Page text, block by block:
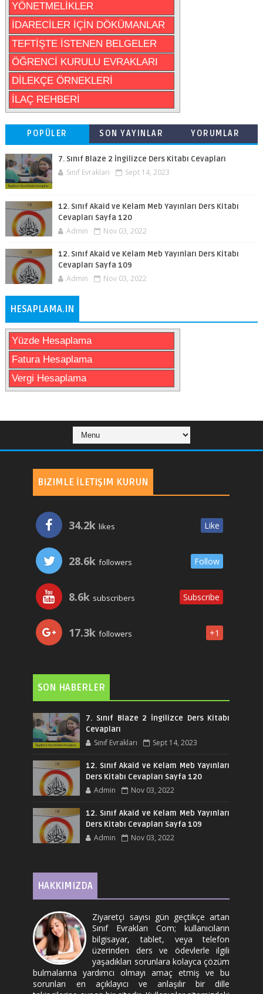
YÖNETMELİKLER
İDARECİLER İÇİN DÖKÜMANLAR
TEFTİŞTE İSTENEN BELGELER
ÖĞRENCİ KURULU EVRAKLARI
DİLEKÇE ÖRNEKLERİ
İLAÇ REHBERİ
POPÜLER SON YAYINLAR YORUMLAR
7. Sınıf Blaze 2 İngilizce Ders Kitabı Cevapları
Sınıf Evrakları Sept 14, 2023
12. Sınıf Akaid ve Kelam Meb Yayınları Ders Kitabı
Cevapları Sayfa 120
Admin Nov 03, 2022
12. Sınıf Akaid ve Kelam Meb Yayınları Ders Kitabı
Cevapları Sayfa 109
Admin Nov 03, 2022
HESAPLAMA.IN
Yüzde Hesaplama
Fatura Hesaplama
Vergi Hesaplama
BIZIMLE İLETIŞIM KURUN
34.2k likes Like
28.6k followers Follow
8.6k subscribers Subscribe
17.3k followers +1
SON HABERLER
7. Sınıf Blaze 2 İngilizce Ders Kitabı
Cevapları
Sınıf Evrakları Sept 14, 2023
12. Sınıf Akaid ve Kelam Meb Yayınları
Ders Kitabı Cevapları Sayfa 120
Admin Nov 03, 2022
12. Sınıf Akaid ve Kelam Meb Yayınları
Ders Kitabı Cevapları Sayfa 109
Admin Nov 03, 2022
HAKKIMIZDA
Ziyaretçi sayısı gün geçtikçe artan
Sınıf Evrakları Com; kullanıcıların
bilgisayar, tablet, veya telefon
üzerinden ders ve ödevlerle ilgili
yaşadıkları sorunlara kolayca çözüm
bulmalarına yardımcı olmayı amaç etmiş ve bu
sorunları en açıklayıcı ve anlaşılır bir dille